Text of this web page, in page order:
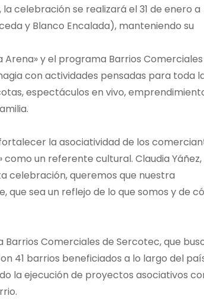
celebración se realizará el 31 de enero a
y Blanco Encalada), manteniendo su
y el programa Barrios
con actividades pensadas para toda
espectáculos en vivo,
la asociatividad de los
un referente cultural. Claudia Yáñez,
celebración, queremos que nuestra
que sea un reflejo de lo que somos y de
Comerciales de Sercotec, que
41 barrios beneficiados a lo largo del
la ejecución de proyectos asociativos